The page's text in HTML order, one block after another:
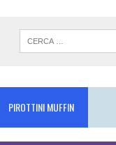
PIROTTINI MUFFIN